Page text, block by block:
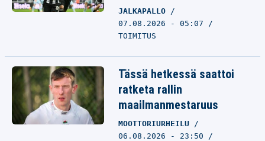
JALKAPALLO
07.08.2026 - 05:07
TOIMITUS
Tässä hetkessä saattoi
ratketa rallin
maailmanmestaruus
MOOTTORIURHEILU
06.08.2026 - 23:50